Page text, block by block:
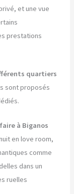
et une vue
prestations
quartiers
sont proposés
à Biganos
en love room,
comme
dans un
ruelles